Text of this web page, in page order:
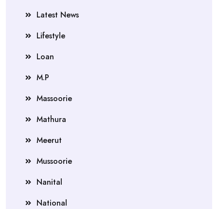
Latest News
Lifestyle
Loan
M.P
Massoorie
Mathura
Meerut
Mussoorie
Nanital
National